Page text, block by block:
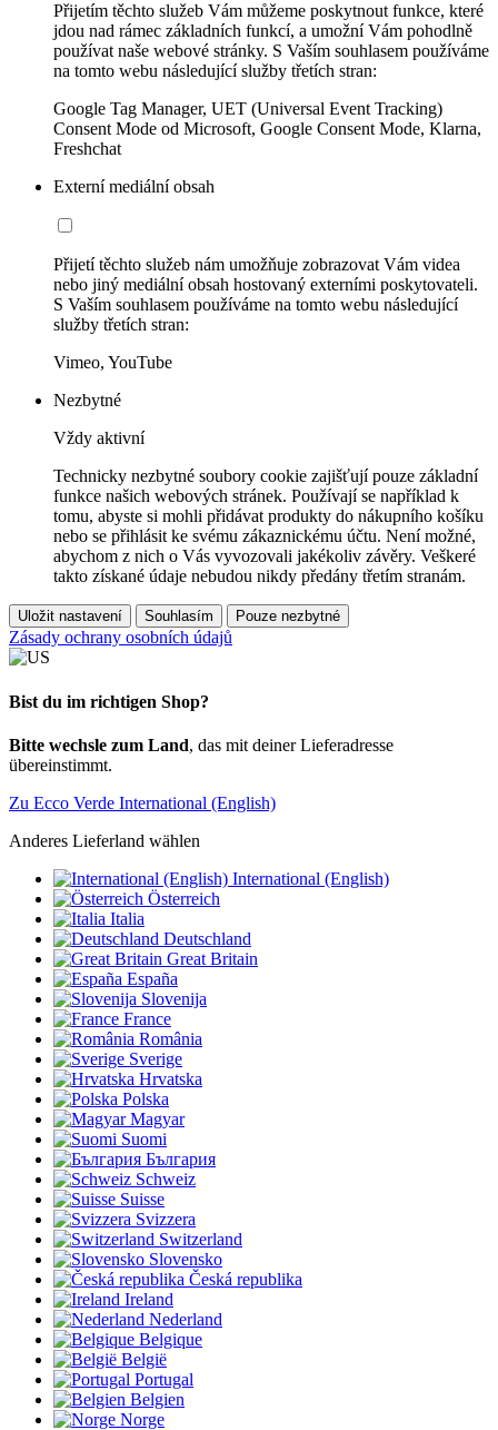
Přijetím těchto služeb Vám můžeme poskytnout funkce, které
jdou nad rámec základních funkcí, a umožní Vám pohodlně
používat naše webové stránky. S Vaším souhlasem používáme
na tomto webu následující služby třetích stran:
Google Tag Manager, UET (Universal Event Tracking)
Consent Mode od Microsoft, Google Consent Mode, Klarna,
Freshchat
Externí mediální obsah
Přijetí těchto služeb nám umožňuje zobrazovat Vám videa
nebo jiný mediální obsah hostovaný externími poskytovateli.
S Vaším souhlasem používáme na tomto webu následující
služby třetích stran:
Vimeo, YouTube
Nezbytné
Vždy aktivní
Technicky nezbytné soubory cookie zajišťují pouze základní
funkce našich webových stránek. Používají se například k
tomu, abyste si mohli přidávat produkty do nákupního košíku
nebo se přihlásit ke svému zákaznickému účtu. Není možné,
abychom z nich o Vás vyvozovali jakékoliv závěry. Veškeré
takto získané údaje nebudou nikdy předány třetím stranám.
Uložit nastavení Souhlasím Pouze nezbytné
Zásady ochrany osobních údajů
Bist du im richtigen Shop?
Bitte wechsle zum Land, das mit deiner Lieferadresse
übereinstimmt.
Zu Ecco Verde International (English)
Anderes Lieferland wählen
International (English)
Österreich
Italia
Deutschland
Great Britain
España
Slovenija
France
România
Sverige
Hrvatska
Polska
Magyar
Suomi
България
Schweiz
Suisse
Svizzera
Switzerland
Slovensko
Česká republika
Ireland
Nederland
Belgique
België
Portugal
Belgien
Norge